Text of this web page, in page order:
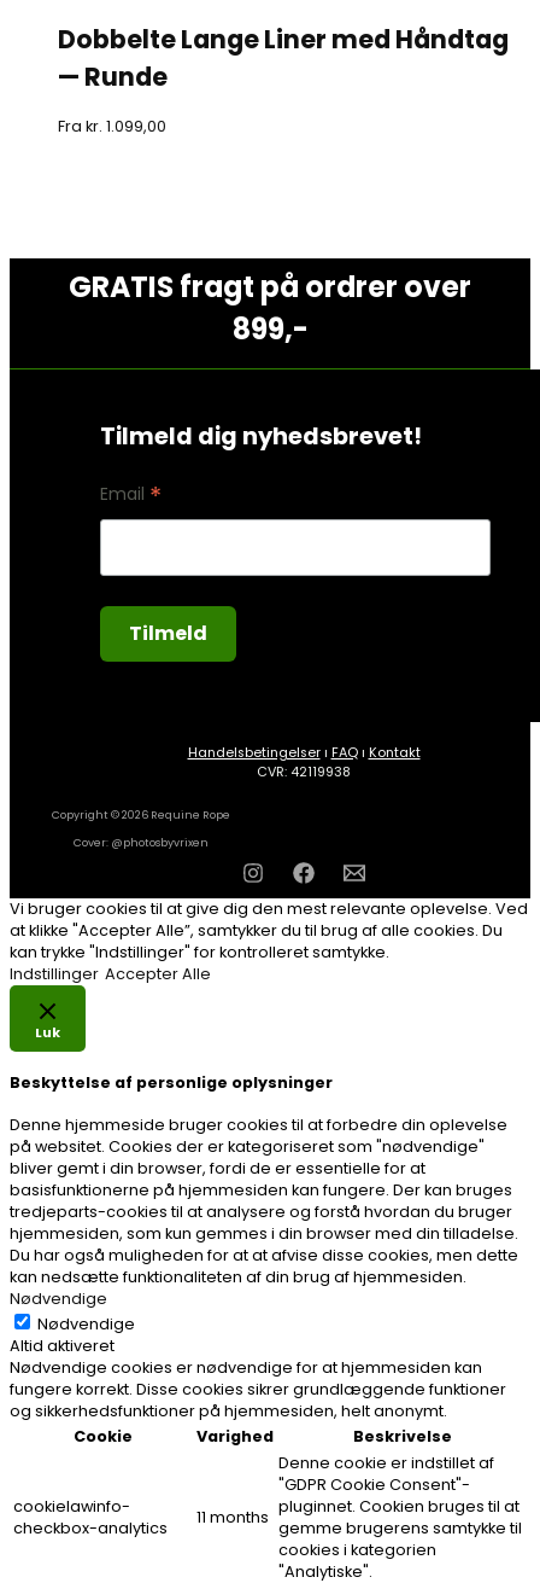
Dobbelte Lange Liner med Håndtag
— Runde
Fra kr. 1.099,00
GRATIS fragt på ordrer over
899,-
Tilmeld dig nyhedsbrevet!
Email *
Handelsbetingelserı FAQı Kontakt
CVR: 42119938
Copyright © 2026 Requine Rope
Cover: @photosbyvrixen
Vi bruger cookies til at give dig den mest relevante oplevelse. Ved
at klikke "Accepter Alle”, samtykker du til brug af alle cookies. Du
kan trykke "Indstillinger" for kontrolleret samtykke.
Indstillinger Accepter Alle
Luk
Beskyttelse af personlige oplysninger
Denne hjemmeside bruger cookies til at forbedre din oplevelse
på websitet. Cookies der er kategoriseret som "nødvendige"
bliver gemt i din browser, fordi de er essentielle for at
basisfunktionerne på hjemmesiden kan fungere. Der kan bruges
tredjeparts-cookies til at analysere og forstå hvordan du bruger
hjemmesiden, som kun gemmes i din browser med din tilladelse.
Du har også muligheden for at at afvise disse cookies, men dette
kan nedsætte funktionaliteten af din brug af hjemmesiden.
Nødvendige
Nødvendige
Altid aktiveret
Nødvendige cookies er nødvendige for at hjemmesiden kan
fungere korrekt. Disse cookies sikrer grundlæggende funktioner
og sikkerhedsfunktioner på hjemmesiden, helt anonymt.
Cookie
Varighed Beskrivelse
cookielawinfo-
checkbox-analytics
11 months
Denne cookie er indstillet af
"GDPR Cookie Consent"-
pluginnet. Cookien bruges til at
gemme brugerens samtykke til
cookies i kategorien
"Analytiske".